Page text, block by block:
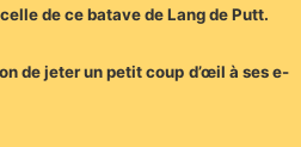
de ce batave de Lang de Putt.
de jeter un petit coup d’œil à ses e-